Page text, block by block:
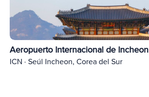
Aeropuerto Internacional de Incheon
ICN · Seúl Incheon, Corea del Sur